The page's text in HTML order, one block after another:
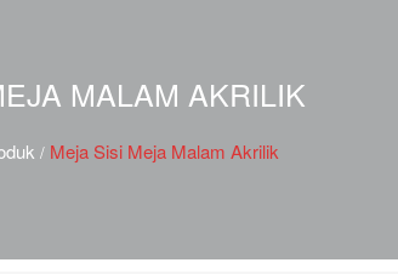
MALAM AKRILIK
/ Meja Sisi Meja Malam Akrilik